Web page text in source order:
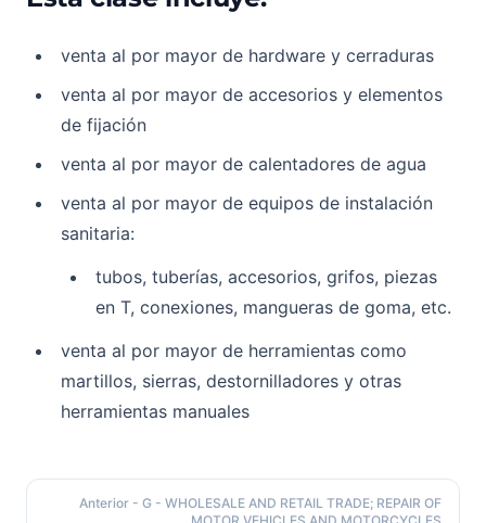
venta al por mayor de hardware y cerraduras
venta al por mayor de accesorios y elementos
de fijación
venta al por mayor de calentadores de agua
venta al por mayor de equipos de instalación
sanitaria:
tubos, tuberías, accesorios, grifos, piezas
en T, conexiones, mangueras de goma, etc.
venta al por mayor de herramientas como
martillos, sierras, destornilladores y otras
herramientas manuales
Anterior - G - WHOLESALE AND RETAIL TRADE; REPAIR OF